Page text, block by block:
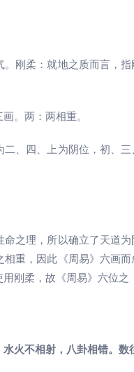
刚柔：就地之质而言，
。两：两相重。
、四、上为阴位，初、
之理，所以确立了天道
重，因此《周易》六画
刚柔，故《周易》六位之
火不相射，八卦相错。